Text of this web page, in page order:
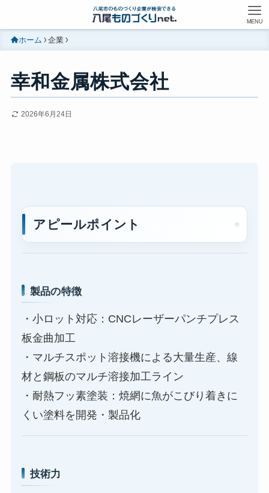
MENU
ホーム 企業
幸和金属株式会社
2026年6月24日
アピールポイント
製品の特徴
・小ロット対応：CNCレーザーパンチプレス
板金曲加工
・マルチスポット溶接機による大量生産、線
材と鋼板のマルチ溶接加工ライン
・耐熱フッ素塗装：焼網に魚がこびり着きに
くい塗料を開発・製品化
技術力